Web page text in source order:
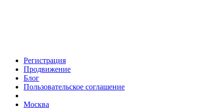
Регистрация
Продвижение
Блог
Пользовательское соглашение
Москва